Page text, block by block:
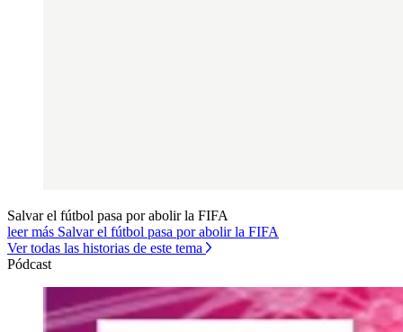
Salvar el fútbol pasa por abolir la FIFA
leer más Salvar el fútbol pasa por abolir la FIFA
Ver todas las historias de este tema
Pódcast